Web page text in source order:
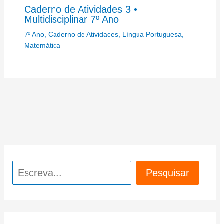
Caderno de Atividades 3 •
Multidisciplinar 7º Ano
7º Ano, Caderno de Atividades, Língua Portuguesa
Matemática
Pesquisar Pesquisar